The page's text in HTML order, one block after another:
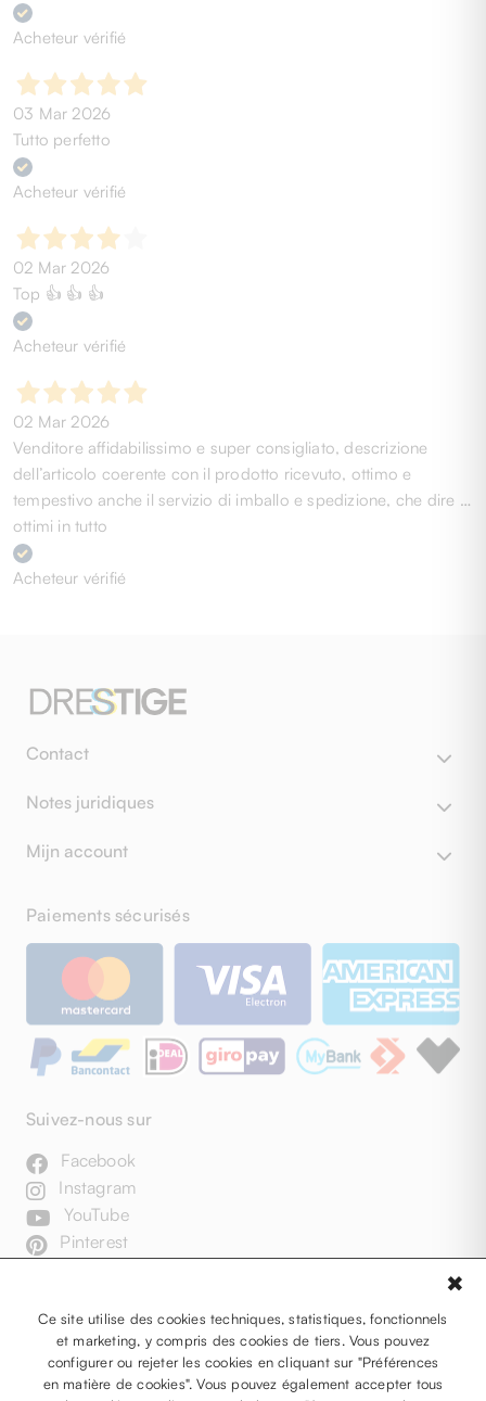
Acheteur vérifié
03 Mar 2026
Tutto perfetto
Acheteur vérifié
02 Mar 2026
Top 👍 👍 👍
Acheteur vérifié
02 Mar 2026
Venditore affidabilissimo e super consigliato, descrizione
dell’articolo coerente con il prodotto ricevuto, ottimo e
tempestivo anche il servizio di imballo e spedizione, che dire …
ottimi in tutto
Acheteur vérifié
Contact
Notes juridiques
Mijn account
Paiements sécurisés
Suivez-nous sur
Facebook
Instagram
YouTube
Pinterest
Ce site utilise des cookies techniques, statistiques, fonctionnels
et marketing, y compris des cookies de tiers. Vous pouvez
configurer ou rejeter les cookies en cliquant sur "Préférences
en matière de cookies". Vous pouvez également accepter tous
✖